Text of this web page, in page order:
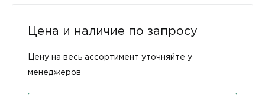
Цена и наличие по запросу
Цену на весь ассортимент уточняйте у
менеджеров